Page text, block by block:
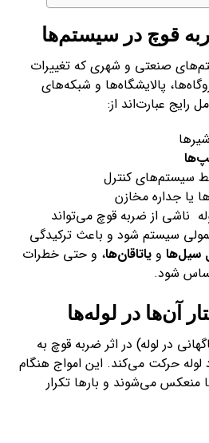
قوچ در سیستم‌ها
صنعتی و شهری که تغییرات
پالایشگاه‌ها و شبکه‌های
عبارت‌اند از:
سیستم‌های کنترل
یا جداره مخازن
ناشی از ضربه قوچ می‌تواند
سیستم شود و باعث ترکیدگی
سیل‌ها ویاتاقان‌ها، و حتی خطرات
شود.
آن‌ها در لوله‌ها
در لوله) در اثر ضربه قوچ به
لوله حرکت می‌کند. این امواج هنگام
منعکس می‌شوند و بارها تکرار